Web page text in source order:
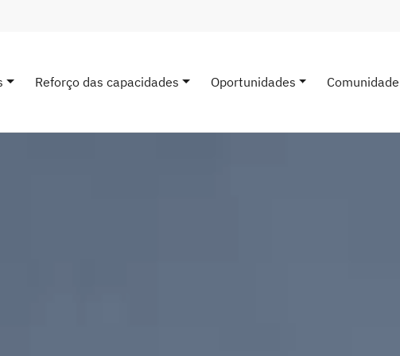
Reforço das capacidades Oportunidades Comunidade